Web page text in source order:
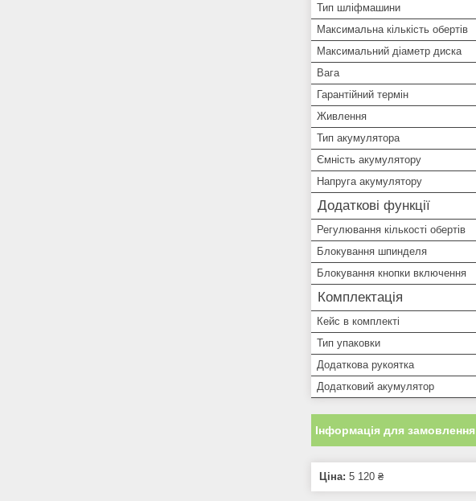
Тип шліфмашини
Максимальна кількість обертів
Максимальний діаметр диска
Вага
Гарантійний термін
Живлення
Тип акумулятора
Ємність акумулятору
Напруга акумулятору
Додаткові функції
Регулювання кількості обертів
Блокування шпинделя
Блокування кнопки включення
Комплектація
Кейс в комплекті
Тип упаковки
Додаткова рукоятка
Додатковий акумулятор
Інформація для замовлення
Ціна: 5 120 ₴